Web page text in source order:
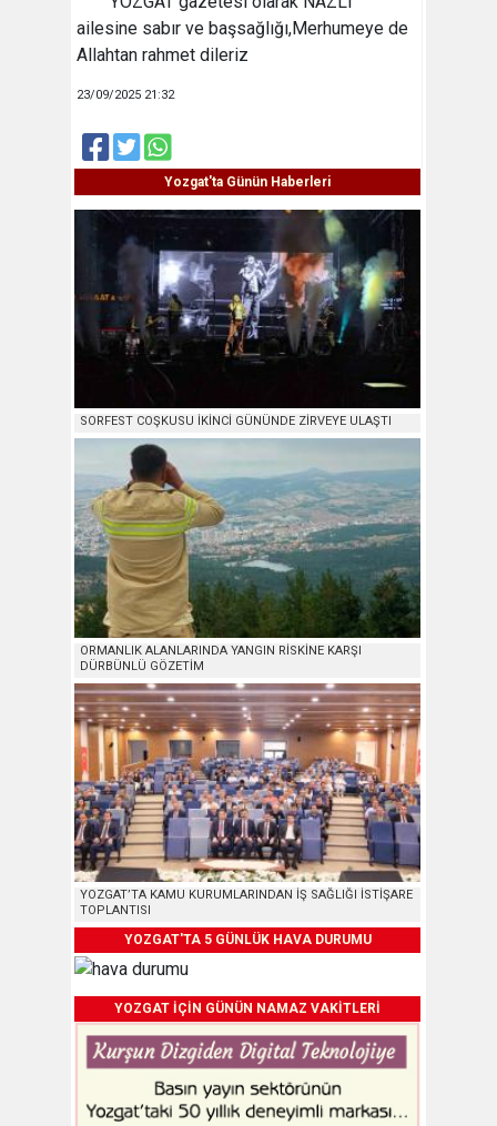
ailesine sabır ve başsağlığı,Merhumeye de
Allahtan rahmet dileriz
23/09/2025 21:32
Yozgat'ta Günün Haberleri
SORFEST COŞKUSU İKİNCİ GÜNÜNDE ZİRVEYE ULAŞTI
ORMANLIK ALANLARINDA YANGIN RİSKİNE KARŞI
DÜRBÜNLÜ GÖZETİM
YOZGAT’TA KAMU KURUMLARINDAN İŞ SAĞLIĞI İSTİŞARE
TOPLANTISI
YOZGAT'TA 5 GÜNLÜK HAVA DURUMU
YOZGAT İÇİN GÜNÜN NAMAZ VAKİTLERİ